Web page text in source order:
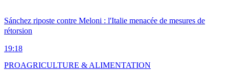
Sánchez riposte contre Meloni : l'Italie menacée de mesures de
rétorsion
19:18
PROAGRICULTURE & ALIMENTATION